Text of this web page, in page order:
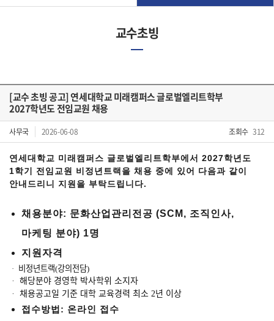
교수초빙
[교수 초빙 공고] 연세대학교 미래캠퍼스 글로벌엘리트학부
2027학년도 전임교원 채용
사무국 2026-06-08 조회수 312
연세대학교 미래캠퍼스 글로벌엘리트학부에서 2027학년도
1학기 전임교원 비정년트랙을 채용 중에 있어 다음과 같이
안내드리니 지원을 부탁드립니다.
채용분야: 문화산업관리전공 (SCM, 조직인사,
마케팅 분야) 1명
지원자격
ᆞ 비정년트랙(강의전담)
ᆞ 해당분야 경영학 박사학위 소지자
ᆞ 채용공고일 기준 대학 교육경력 최소 2년 이상
접수방법: 온라인 접수